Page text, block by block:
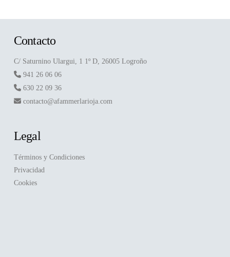
Contacto
C/ Saturnino Ulargui, 1 1º D, 26005 Logroño
941 26 06 06
630 22 09 36
contacto@afammerlarioja.com
Legal
Términos y Condiciones
Privacidad
Cookies